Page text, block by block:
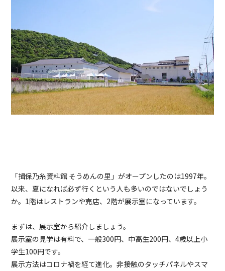
「揖保乃糸資料館 そうめんの里」がオープンしたのは1997年。
以来、夏になれば必ず行くという人も多いのではないでしょう
か。1階はレストランや売店、2階が展示室になっています。
まずは、展示室から紹介しましょう。
展示室の見学は有料で、一般300円、中高生200円、4歳以上小
学生100円です。
展示方法はコロナ禍を経て進化。非接触のタッチパネルやスマ